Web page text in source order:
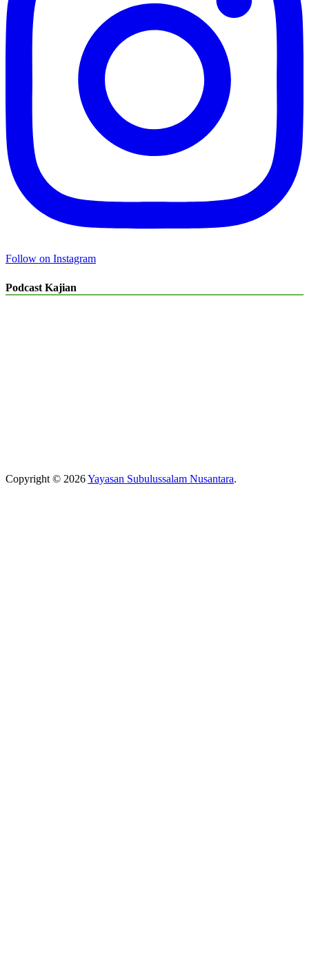
Follow on Instagram
Podcast Kajian
Copyright © 2026Yayasan Subulussalam Nusantara.